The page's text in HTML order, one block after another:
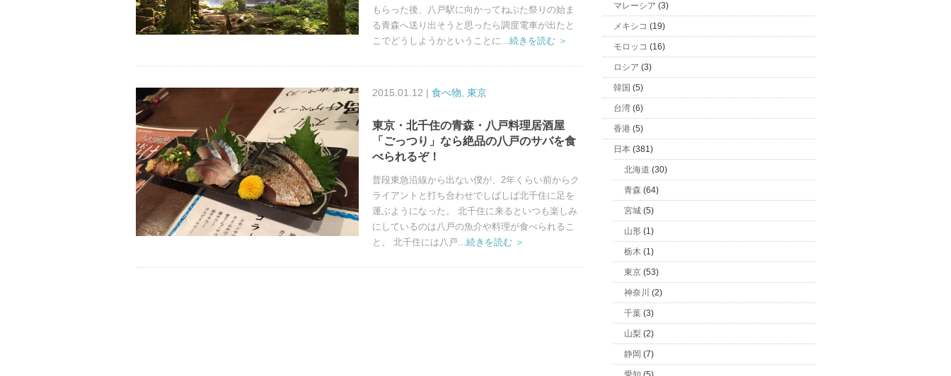
もらった後、八戸駅に向かってねぶた祭りの始ま
る青森へ送り出そうと思ったら調度電車が出たと
こでどうしようかということに...続きを読む ＞
2015.01.12 | 食べ物 東京
東京・北千住の青森・八戸料理居酒屋
「ごっつり」なら絶品の八戸のサバを食
べられるぞ！
普段東急沿線から出ない僕が、2年くらい前からク
ライアントと打ち合わせでしばしば北千住に足を
運ぶようになった。 北千住に来るといつも楽しみ
にしているのは八戸の魚介や料理が食べられるこ
と。 北千住には八戸...続きを読む ＞
マレーシア (3)
メキシコ (19)
モロッコ (16)
ロシア (3)
韓国 (5)
台湾 (6)
香港 (5)
日本 (381)
北海道 (30)
青森 (64)
宮城 (5)
山形 (1)
栃木 (1)
東京 (53)
神奈川 (2)
千葉 (3)
山梨 (2)
静岡 (7)